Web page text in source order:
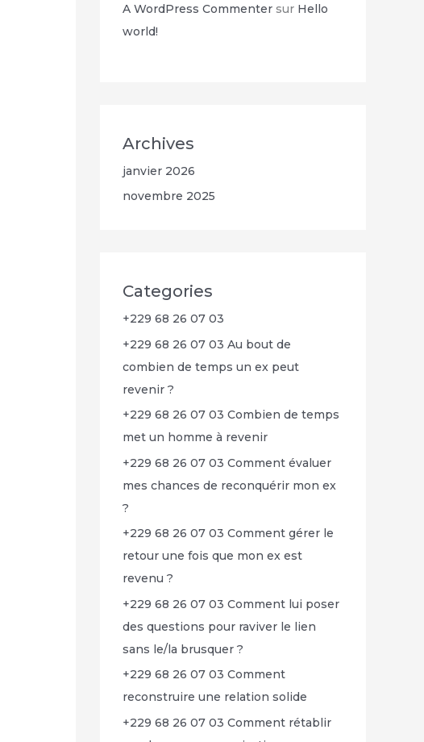
A WordPress Commenter sur Hello
world!
Archives
janvier 2026
novembre 2025
Categories
+229 68 26 07 03
+229 68 26 07 03 Au bout de
combien de temps un ex peut
revenir ?
+229 68 26 07 03 Combien de temps
met un homme à revenir
+229 68 26 07 03 Comment évaluer
mes chances de reconquérir mon ex
?
+229 68 26 07 03 Comment gérer le
retour une fois que mon ex est
revenu ?
+229 68 26 07 03 Comment lui poser
des questions pour raviver le lien
sans le/la brusquer ?
+229 68 26 07 03 Comment
reconstruire une relation solide
+229 68 26 07 03 Comment rétablir